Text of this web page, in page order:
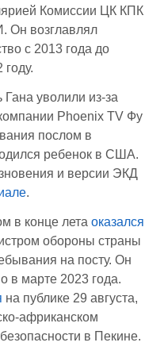
Комиссии ЦК КПК
Он возглавлял
с 2013 года до
уволили из-за
Phoenix TV Фу
послом в
ребенок в США.
и версии ЭКД
.
в конце лета оказался
обороны страны
на посту. Он
в марте 2023 года.
на публике 29 августа,
африканском
в Пекине.